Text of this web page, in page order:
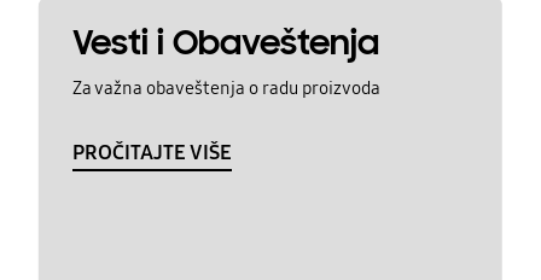
Vesti i Obaveštenja
Za važna obaveštenja o radu proizvoda
PROČITAJTE VIŠE